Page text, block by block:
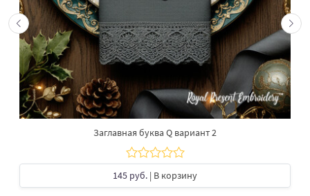
Заглавная буква Q вариант 2
145 руб. | В корзину